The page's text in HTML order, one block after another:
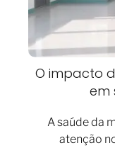
O impacto
em
A saúde da
atenção